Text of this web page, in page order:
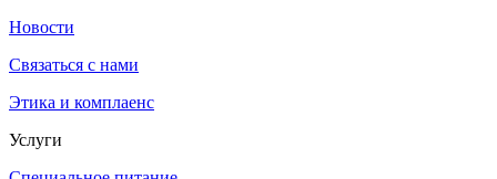
Новости
Связаться с нами
Этика и комплаенс
Услуги